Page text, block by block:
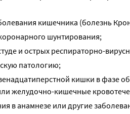
кишечника (болезнь
шунтирования;
и острых респираторно-
патологию;
кишки в фазе
желудочно-кишечные
в анамнезе или другие